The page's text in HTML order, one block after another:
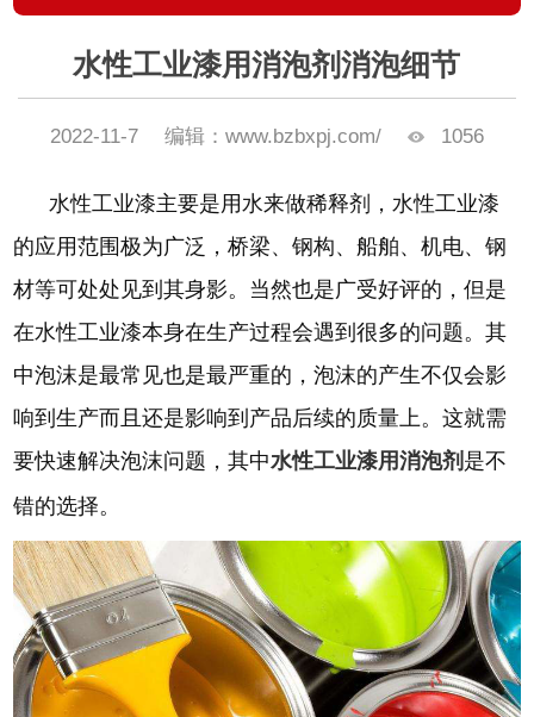
水性工业漆用消泡剂消泡细节
2022-11-7 编辑：www.bzbxpj.com/ 1056
水性工业漆主要是用水来做稀释剂，水性工业漆
的应用范围极为广泛，桥梁、钢构、船舶、机电、钢
材等可处处见到其身影。 当然也是广受好评的，但是
在水性工业漆本身在生产过程会遇到很多的问题。其
中泡沫是最常见也是最严重的，泡沫的产生不仅会影
响到生产而且还是影响到产品后续的质量上。这就需
要快速解决泡沫问题，其中水性工业漆用消泡剂 是不
错的选择。